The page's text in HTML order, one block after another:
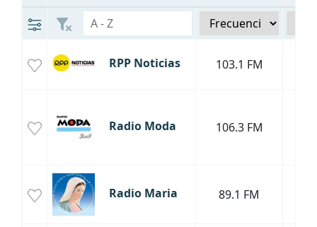
RPP Noticias 103.1 FM
Radio Moda 106.3 FM
Radio Maria 89.1 FM